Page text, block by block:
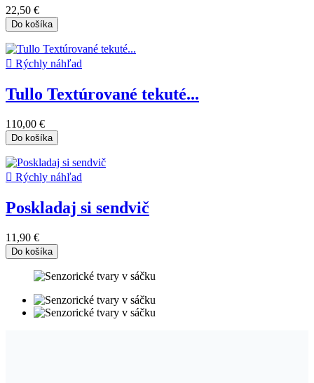
22,50 €
Do košíka
 Rýchly náhľad
Tullo Textúrované tekuté...
110,00 €
Do košíka
 Rýchly náhľad
Poskladaj si sendvič
11,90 €
Do košíka